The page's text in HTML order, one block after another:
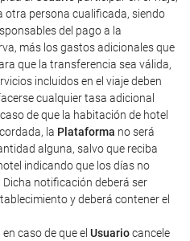
otra persona cualificada, siendo
del pago a la
más los gastos adicionales que
que la transferencia sea válida,
incluidos en el viaje deben
cualquier tasa adicional
de que la habitación de hotel
la Plataforma no será
alguna, salvo que reciba
indicando que los días no
notificación deberá ser
y deberá contener el
caso de que el Usuariocancele